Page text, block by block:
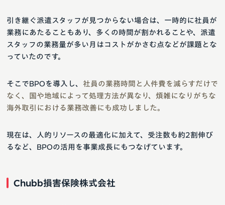
引き継ぐ派遣スタッフが見つからない場合は、一時的に社員が
業務にあたることもあり、多くの時間が割かれることや、派遣
スタッフの業務量が多い月はコストがかさむ点などが課題とな
っていたのです。
そこでBPOを導入し、 社員の業務時間と人件費を減らすだけで
なく、国や地域によって処理方法が異なり、煩雑になりがちな
海外取引における業務改善にも成功しました。
現在は、人的リソースの最適化に加えて、受注数も約2割伸び
るなど、BPOの活用を事業成長にもつなげています。
Chubb損害保険株式会社